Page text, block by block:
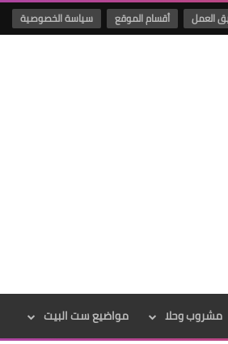
العمل أقسام الموقع سياسة الخصوصية
مشروب وحلا مواضيع ست البيت